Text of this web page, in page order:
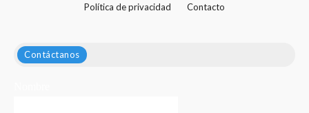
Política de privacidad Contacto
Contáctanos